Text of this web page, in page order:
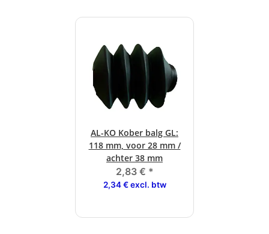
AL-KO Kober balg GL:
118 mm, voor 28 mm /
achter 38 mm
2,83 € *
2,34 € excl. btw